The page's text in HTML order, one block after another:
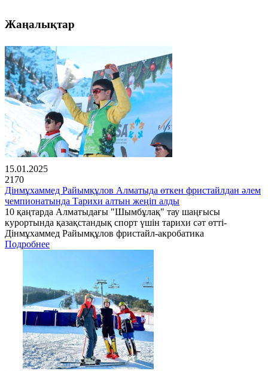
Жаңалықтар
15.01.2025
2170
Дінмұхаммед Райымқұлов Алматыда өткен фристайлдан әлем
чемпионатында Тарихи алтын жеңіп алды
10 қаңтарда Алматыдағы "Шымбұлақ" тау шаңғысы
курортында қазақстандық спорт үшін тарихи сәт өтті-
Дінмұхаммед Райымқұлов фристайл-акробатика
Подробнее